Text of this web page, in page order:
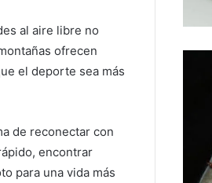
al aire libre no
ofrecen
el deporte sea más
de reconectar con
encontrar
para una vida más